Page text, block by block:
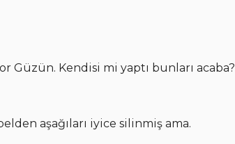
Güzün. Kendisi mi yaptı bunları acaba?
aşağıları iyice silinmiş ama.